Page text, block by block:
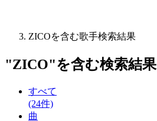
ZICOを含む歌手検索結果
"ZICO"を含む検索結果
すべて
(24件)
曲